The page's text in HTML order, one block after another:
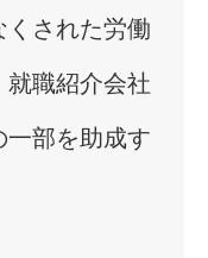
された労働
職紹介会社
部を助成す